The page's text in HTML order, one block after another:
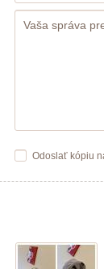
Odoslať kópiu